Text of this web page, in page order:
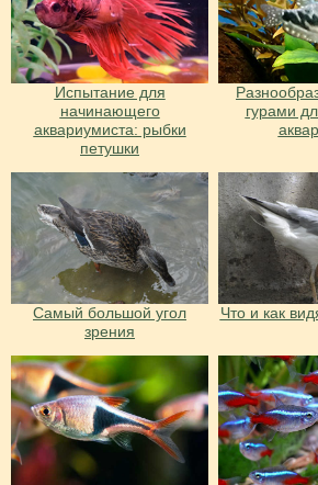
Испытание для
начинающего
аквариумиста: рыбки
петушки
гурами
Cамый большой угол
зрения
Что и как